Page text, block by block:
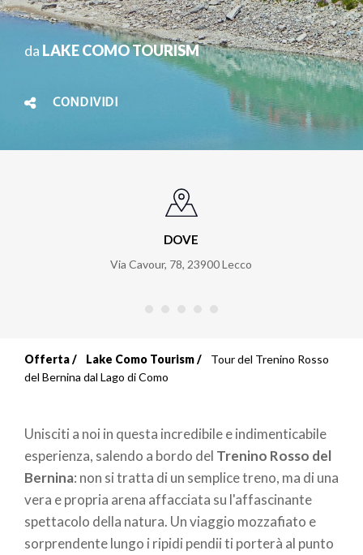
da LAKE COMO TOURISM
CONDIVIDI
DOVE
Via Cavour, 78, 23900Lecco
Briciole
pane
Offerta Lake Como Tourism
Tour del Trenino Rosso
del Bernina dal Lago di Como
Unisciti a noi in questa incredibile e indimenticabile
esperienza, salendo a bordo del Trenino Rosso del
Bernina: non si tratta di un semplice treno, ma di una
vera e propria arena affacciata su l'affascinante
spettacolo della natura. Un viaggio mozzafiato e
sorprendente lungo i ripidi pendii ti porterà al punto